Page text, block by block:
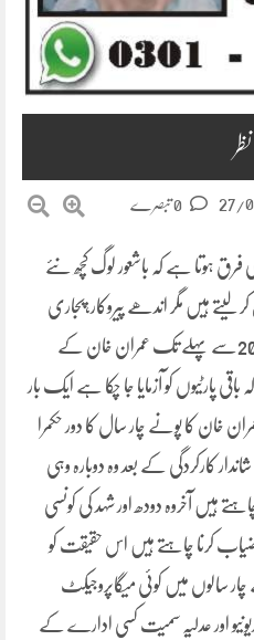
27/
فرق ہوتا ہے کہ باشعور لوگ کچھ نئے
ہیں مگر اندھے پیروکار،پجاری
عقل و شعور سے عاری ہوتے ہیں 2018سے پہلے تک عمران خان کے
پارٹیوں کو آزمایا جا چکا ہے ایک بار
خان کا پونے چار سال کا دور حکمرا
کارکردگی کے بعد وہ دوبارہ وہی
ہیں آخروہ دودھ اور شہد کی کونسی
کرنا چاہتے ہیں اس حقیقت کو
چار سالوں میں کوئی میگاپروجیکٹ
اور عدلیہ سمیت کسی ادارے کے